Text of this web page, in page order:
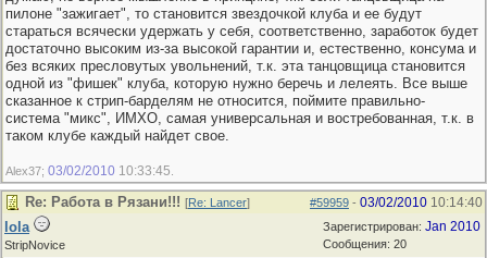
пилоне "зажигает", то становится звездочкой клуба и ее будут
стараться всячески удержать у себя, соответственно, заработок будет
достаточно высоким из-за высокой гарантии и, естественно, консума и
без всяких пресловутых увольнений, т.к. эта танцовщица становится
одной из "фишек" клуба, которую нужно беречь и лелеять. Все выше
сказанное к стрип-барделям не относится, поймите правильно-
система "микс", ИМХО, самая универсальная и востребованная, т.к. в
таком клубе каждый найдет свое.
Alex37; 03/02/2010 10:33:45
#59959 - 03/02/2010 10:14:40
Re: Работа в Рязани!!! [Re: Lancer]
Зарегистрирован: Jan 2010
Сообщения: 20
lola
StripNovice